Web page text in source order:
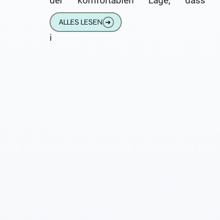
Krankenkasse ihm ein medizinisches
ALLES LESEN ➔
i